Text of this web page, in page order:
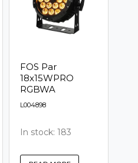
FOS Par
18x15WPRO
RGBWA
L004898
In stock: 183